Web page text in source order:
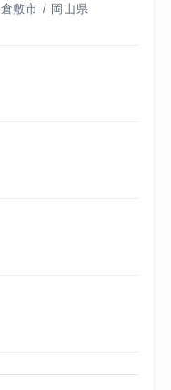
倉敷市 / 岡山県